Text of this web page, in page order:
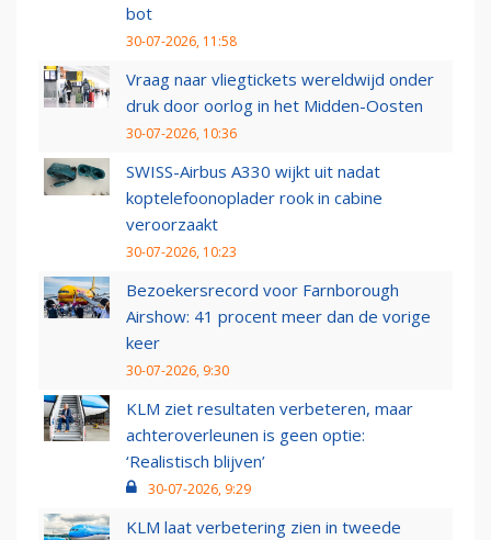
bot
30-07-2026, 11:58
Vraag naar vliegtickets wereldwijd onder
druk door oorlog in het Midden-Oosten
30-07-2026, 10:36
SWISS-Airbus A330 wijkt uit nadat
koptelefoonoplader rook in cabine
veroorzaakt
30-07-2026, 10:23
Bezoekersrecord voor Farnborough
Airshow: 41 procent meer dan de vorige
keer
30-07-2026, 9:30
KLM ziet resultaten verbeteren, maar
achteroverleunen is geen optie:
‘Realistisch blijven’
30-07-2026, 9:29
KLM laat verbetering zien in tweede